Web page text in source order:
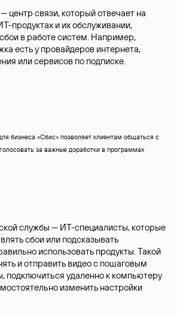
центр связи, который отвечает на
продуктах и их обслуживании,
в работе систем. Например,
есть у провайдеров интернета,
или сервисов по подписке.
бизнеса «‎Сбис» позволяет клиентам общаться с
за важные доработки в программах
службы — ИТ-специалисты, которые
сбои или подсказывать
использовать продукты. Такой
и отправить видео с пошаговым
удаленно к компьютеру
изменить настройки